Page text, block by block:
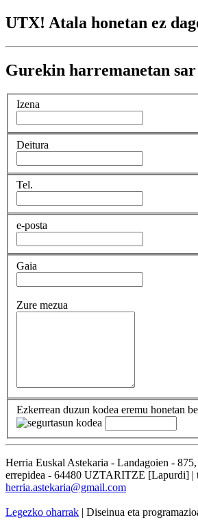
UTX! Atala honetan ez
Gurekin harremanetan sar
Izena
Deitura
Tel.
e-posta
Gaia
Zure mezua
Ezkerrean duzun kodea eremu honetan
Herria Euskal Astekaria - Landagoien -
errepidea - 64480 UZTARITZE [Lapurdi] |
herria.astekaria@gmail.com
Legezko oharrak | Diseinua eta